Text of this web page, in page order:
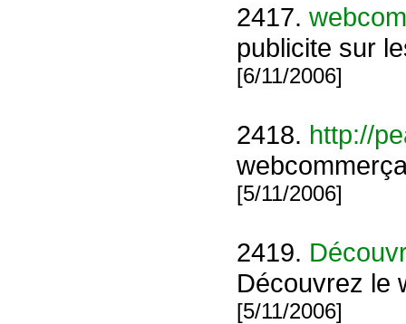
2417.
publicite sur
[6/11/2006]
2418. http://
[5/11/2006]
2419.
Découvrez le
[5/11/2006]